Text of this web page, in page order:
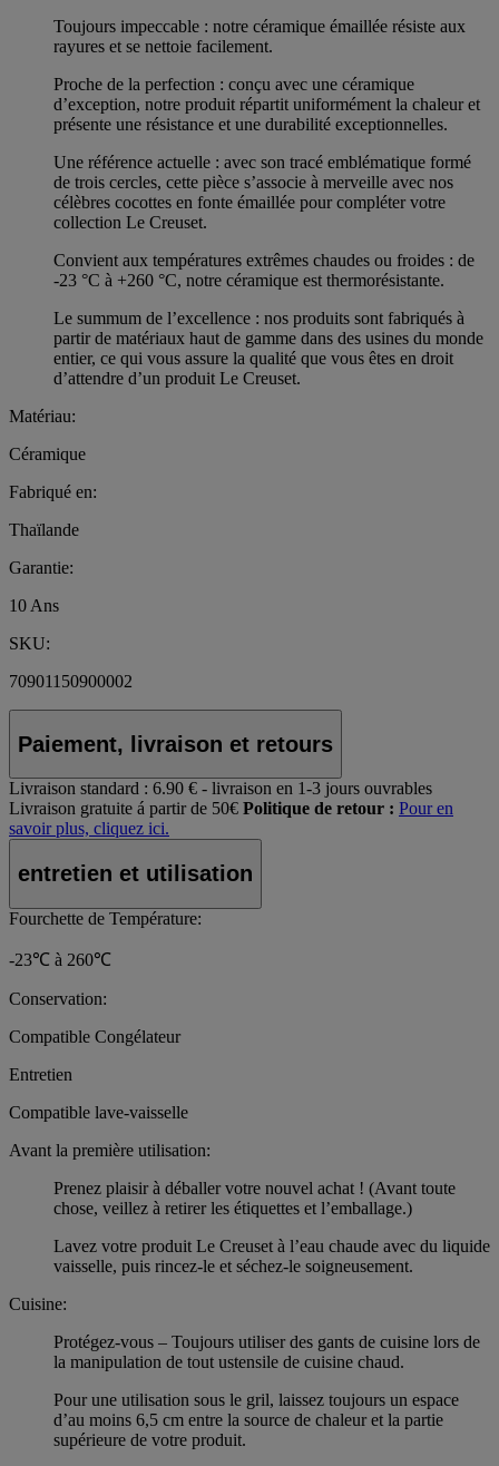
Toujours impeccable : notre céramique émaillée résiste aux
rayures et se nettoie facilement.
Proche de la perfection : conçu avec une céramique
d’exception, notre produit répartit uniformément la chaleur et
présente une résistance et une durabilité exceptionnelles.
Une référence actuelle : avec son tracé emblématique formé
de trois cercles, cette pièce s’associe à merveille avec nos
célèbres cocottes en fonte émaillée pour compléter votre
collection Le Creuset.
Convient aux températures extrêmes chaudes ou froides : de
-23 °C à +260 °C, notre céramique est thermorésistante.
Le summum de l’excellence : nos produits sont fabriqués à
partir de matériaux haut de gamme dans des usines du monde
entier, ce qui vous assure la qualité que vous êtes en droit
d’attendre d’un produit Le Creuset.
Matériau:
Céramique
Fabriqué en:
Thaïlande
Garantie:
10 Ans
SKU:
70901150900002
Paiement, livraison et retours
Livraison standard : 6.90 € - livraison en 1-3 jours ouvrables
Livraison gratuite á partir de 50€ Politique de retour : Pour en
savoir plus, cliquez ici.
entretien et utilisation
Fourchette de Température:
-23℃ à 260℃
Conservation:
Compatible Congélateur
Entretien
Compatible lave-vaisselle
Avant la première utilisation:
Prenez plaisir à déballer votre nouvel achat ! (Avant toute
chose, veillez à retirer les étiquettes et l’emballage.)
Lavez votre produit Le Creuset à l’eau chaude avec du liquide
vaisselle, puis rincez-le et séchez-le soigneusement.
Cuisine:
Protégez-vous – Toujours utiliser des gants de cuisine lors de
la manipulation de tout ustensile de cuisine chaud.
Pour une utilisation sous le gril, laissez toujours un espace
d’au moins 6,5 cm entre la source de chaleur et la partie
supérieure de votre produit.